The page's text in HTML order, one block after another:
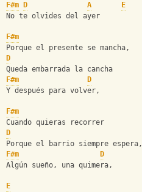
F#m
D A
E
No te olvides del ayer
F#m
Porque el presente se mancha,
D
Queda embarrada la cancha
F#m
D
Y después para volver,
F#m
Cuando quieras recorrer
D
Porque el barrio siempre espera,
F#m
D
Algún sueño, una quimera,
E